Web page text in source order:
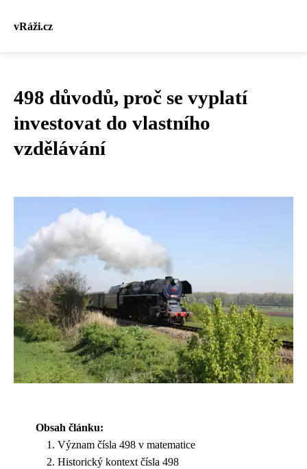
vRáži.cz
498 důvodů, proč se vyplatí
investovat do vlastního
vzdělávání
Obsah článku:
Význam čísla 498 v matematice
Historický kontext čísla 498